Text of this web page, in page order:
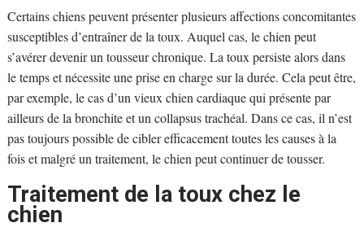
Certains chiens peuvent présenter plusieurs affections concomitantes
susceptibles d’entraîner de la toux. Auquel cas, le chien peut
s’avérer devenir un tousseur chronique. La toux persiste alors dans
le temps et nécessite une prise en charge sur la durée. Cela peut être,
par exemple, le cas d’un vieux chien cardiaque qui présente par
ailleurs de la bronchite et un collapsus trachéal. Dans ce cas, il n’est
pas toujours possible de cibler efficacement toutes les causes à la
fois et malgré un traitement, le chien peut continuer de tousser.
Traitement de la toux chez le
chien